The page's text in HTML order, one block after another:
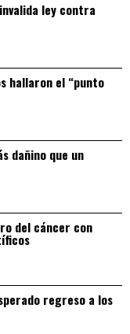
ley contra
hallaron el “punto
dañino que un
del cáncer con
regreso a los